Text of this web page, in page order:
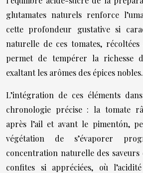
glutamates naturels renforce
cette profondeur gustative si
naturelle de ces tomates,
permet de tempérer la richesse
exaltant les arômes des épices nobles.
L’intégration de ces éléments
chronologie précise : la tomate
après l’ail et avant le pimentón,
végétation de s’évaporer
concentration naturelle des saveurs
confites si appréciées, où